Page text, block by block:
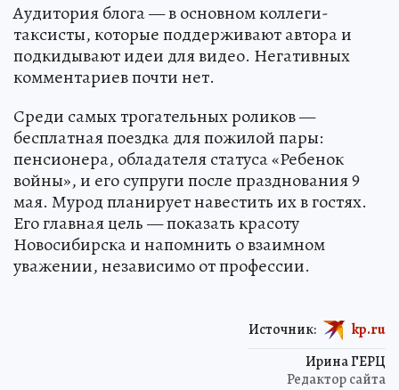
Аудитория блога — в основном коллеги-
таксисты, которые поддерживают автора и
подкидывают идеи для видео. Негативных
комментариев почти нет.
Среди самых трогательных роликов —
бесплатная поездка для пожилой пары:
пенсионера, обладателя статуса «Ребенок
войны», и его супруги после празднования 9
мая. Мурод планирует навестить их в гостях.
Его главная цель — показать красоту
Новосибирска и напомнить о взаимном
уважении, независимо от профессии.
Ирина ГЕРЦ
Редактор сайта
Источник: kp.ru